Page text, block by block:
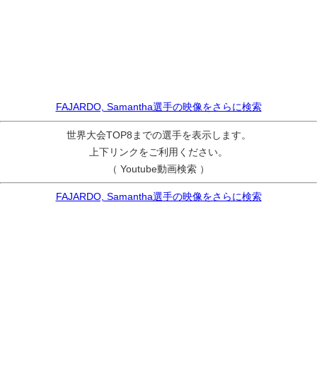
FAJARDO, Samantha選手の映像をさらに検索
世界大会TOP8までの選手を表示します。
上下リンクをご利用ください。
（ Youtube動画検索 ）
FAJARDO, Samantha選手の映像をさらに検索